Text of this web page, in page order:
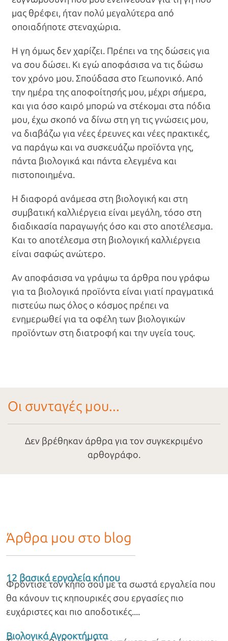
μας θρέφει, ήταν πολύ μεγαλύτερα από
οποιαδήποτε στεναχώρια.
Η γη όμως δεν χαρίζει. Πρέπει να της δώσεις για
να σου δώσει. Κι εγώ αποφάσισα να τις δώσω
τον χρόνο μου. Σπούδασα στο Γεωπονικό. Από
την ημέρα της αποφοίτησής μου, μέχρι σήμερα,
και για όσο καιρό μπορώ να στέκομαι στα πόδια
μου, έχω σκοπό να δίνω στη γη τις γνώσεις μου,
να διαβάζω για νέες έρευνες και νέες πρακτικές,
να παράγω και να συσκευάζω προϊόντα γης,
πάντα βιολογικά και πάντα ελεγμένα και
πιστοποιημένα.
Η διαφορά ανάμεσα στη βιολογική και στη
συμβατική καλλιέργεια είναι μεγάλη, τόσο στη
διαδικασία παραγωγής όσο και στο αποτέλεσμα.
Και το αποτέλεσμα στη βιολογική καλλιέργεια
είναι σαφώς ανώτερο.
Αν αποφάσισα να γράψω τα άρθρα που γράφω
για τα βιολογικά προϊόντα είναι γιατί πραγματικά
πιστεύω πως όλος ο κόσμος πρέπει να
ενημερωθεί για τα οφέλη των βιολογικών
προϊόντων στη διατροφή και την υγεία τους.
Οι συνταγές μου...
Δεν βρέθηκαν άρθρα για τον συγκεκριμένο
αρθογράφο.
Άρθρα μου στο blog
12 βασικά εργαλεία κήπου
Φρόντισε τον κήπο σου με τα σωστά εργαλεία που
θα κάνουν τις κηπουρικές σου εργασίες πιο
ευχάριστες και πιο αποδοτικές.
Βιολογικά Αγροκτήματα